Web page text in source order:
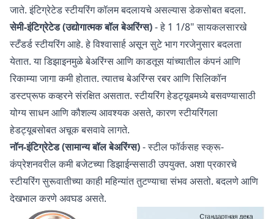
जाते. इंटिग्रेटेड स्टीयरिंग कॉलम बदलायचे असल्यास डेकसोबत बदला.
सेमी-इंटिग्रेटेड (उद्योगात्मक बॉल बेअरिंग्स)- हे 1 1/8" सायकलसारखे
स्टँडर्ड स्टीयरिंग आहे. हे विश्वासार्ह असून सुटे भाग गरजेनुसार बदलता
येतात. या डिझाइनमुळे बेअरिंग्स आणि काडतूस यांच्यातील कंपनं आणि
रिकाम्या जागा कमी होतात. त्यातच बेअरिंग्स रबर आणि सिलिकॉन
डस्टप्रूफ कव्हरने संरक्षित असतात. स्टीयरिंग हेडट्यूबमध्ये बसवण्यासाठी
योग्य साधन आणि कौशल्य आवश्यक असते, कारण स्टीयरिंगला
हेडट्यूबसोबत अचूक बसवावे लागते.
नॉन-इंटिग्रेटेड (सामान्य बॉल बेअरिंग्स)- स्टील फॉर्कसह स्क्रू-
कंप्रेशनवरील कमी बजेटच्या डिझाईन्ससाठी उपयुक्त. अशा प्रकारचे
स्टीयरिंग सुरूवातीच्या काही महिन्यांत तुटण्याचा संभव असतो. बदलणे आणि
देखभाल करणे अवघड असते.